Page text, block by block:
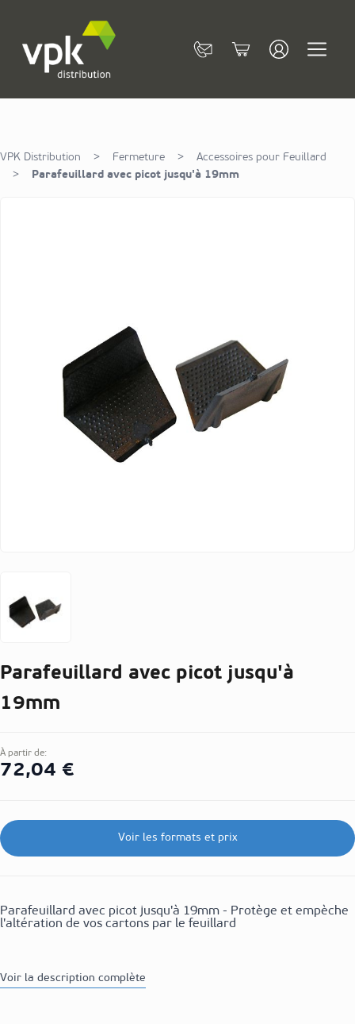
ContactCart
VPK Distribution > Fermeture >
Accessoires pour Feuillard
>
Parafeuillard avec picot jusqu'à 19mm
Parafeuillard avec picot jusqu'à
19mm
À partir de:
72,04 €
Voir les formats et prix
Parafeuillard avec picot jusqu'à 19mm - Protège et empèche
l'altération de vos cartons par le feuillard
Voir la description complète